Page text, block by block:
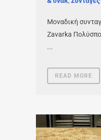
Μοναδική
Zavarka
...
READ MORE